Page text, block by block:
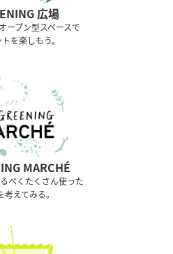
広場
ープン型スペースで
を楽しもう。
MARCHÉ
べくたくさん使った
考えてみる。